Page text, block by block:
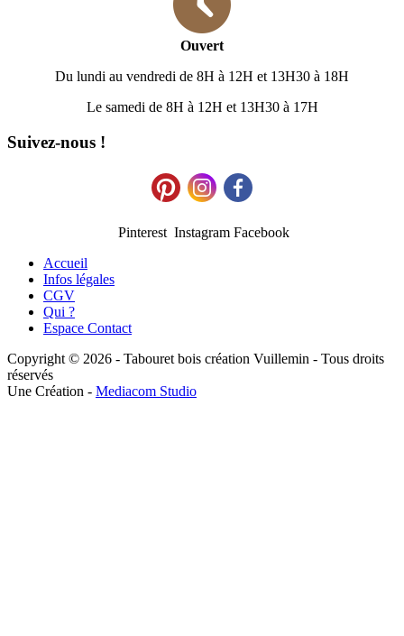
Ouvert
Du lundi au vendredi de 8H à 12H et 13H30 à 18H
Le samedi de 8H à 12H et 13H30 à 17H
Suivez-nous !
Pinterest Instagram Facebook
Accueil
Infos légales
CGV
Qui ?
Espace Contact
Copyright © 2026 - Tabouret bois création Vuillemin - Tous droits
réservés
Une Création - Mediacom Studio